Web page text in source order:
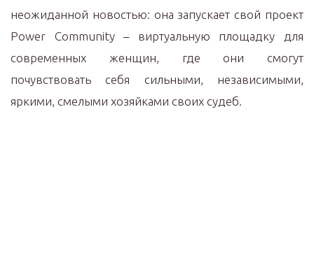
неожиданной новостью: она запускает свой проект
Power Community – виртуальную площадку для
современных женщин, где они смогут
почувствовать себя сильными, независимыми,
яркими, смелыми хозяйками своих судеб.